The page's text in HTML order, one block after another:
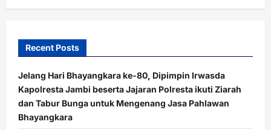
Polri
Recent Posts
Jelang Hari Bhayangkara ke-80, Dipimpin Irwasda
Kapolresta Jambi beserta Jajaran Polresta ikuti Ziarah
dan Tabur Bunga untuk Mengenang Jasa Pahlawan
Bhayangkara